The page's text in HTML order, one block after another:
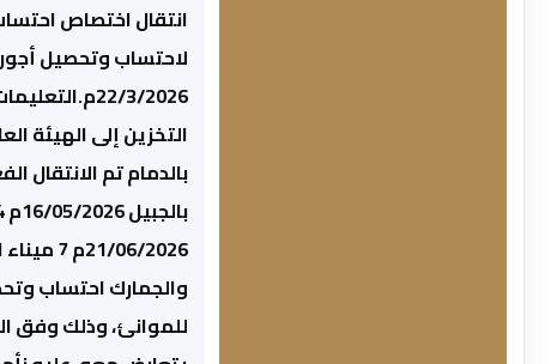
انتقال اختصاص
22/3/
والجمارك احتساب
للموانئ، وذلك وفق